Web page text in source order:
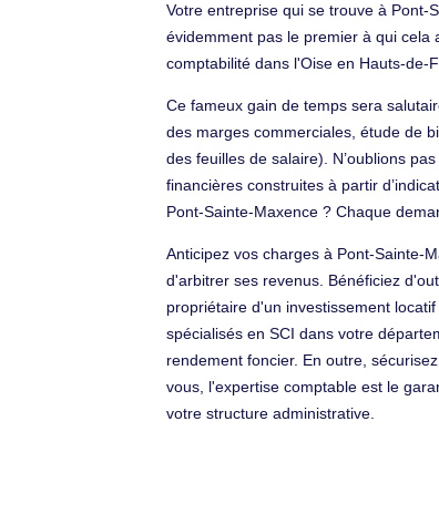
Votre entreprise qui se trouve à Pont-
évidemment pas le premier à qui cela
comptabilité dans l'Oise en Hauts-de-
Ce fameux gain de temps sera
des marges commerciales, étude de
des feuilles de salaire). N’oublions
financières construites à partir
Pont-Sainte-Maxence ? Chaque
Anticipez vos charges à Pont-Sainte-
d'arbitrer ses revenus. Bénéficiez
propriétaire d'un investissement
spécialisés en SCI dans votre
rendement foncier. En outre,
vous, l'expertise comptable est le
votre structure administrative.